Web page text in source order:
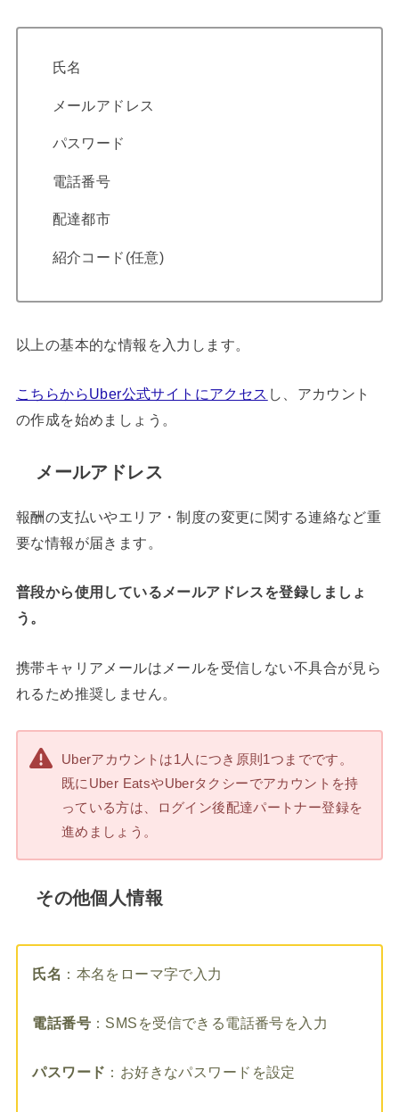
氏名
メールアドレス
パスワード
電話番号
配達都市
紹介コード(任意)
以上の基本的な情報を入力します。
こちらからUber公式サイトにアクセス し、アカウント
の作成を始めましょう。
メールアドレス
報酬の支払いやエリア・制度の変更に関する連絡など重
要な情報が届きます。
普段から使用しているメールアドレスを登録しましょ
う。
携帯キャリアメールはメールを受信しない不具合が見ら
れるため推奨しません。
Uberアカウントは1人につき原則1つまでです。
既にUber EatsやUberタクシーでアカウントを持
っている方は、ログイン後配達パートナー登録を
進めましょう。
その他個人情報
氏名 ：本名をローマ字で入力
電話番号 ：SMSを受信できる電話番号を入力
パスワード ：お好きなパスワードを設定